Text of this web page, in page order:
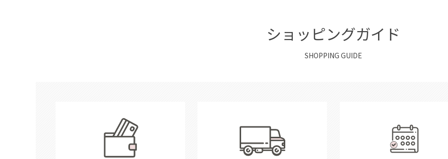
ショッピングガイド
SHOPPING GUIDE